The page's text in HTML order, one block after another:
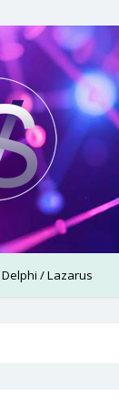
Delphi / Lazarus